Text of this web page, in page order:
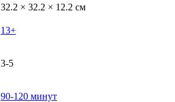
32.2 × 32.2 × 12.2 см
13+
3-5
90-120 минут